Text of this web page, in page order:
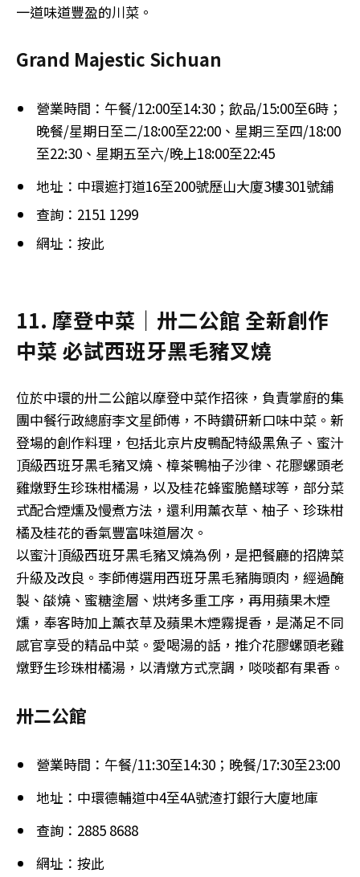
一道味道豐盈的川菜。
Grand Majestic Sichuan
營業時間：午餐/12:00至14:30；飲品/15:00至6時；
晚餐/星期日至二/18:00至22:00、星期三至四/18:00
至22:30、星期五至六/晚上18:00至22:45
地址：中環遮打道16至200號歷山大廈3樓301號舖
查詢：2151 1299
網址：按此
11. 摩登中菜｜卅二公館 全新創作
中菜 必試西班牙黑毛豬叉燒
位於中環的卅二公館以摩登中菜作招徠，負責掌廚的集
團中餐行政總廚李文星師傅，不時鑽研新口味中菜。新
登場的創作料理，包括北京片皮鴨配特級黑魚子、蜜汁
頂級西班牙黑毛豬叉燒、樟茶鴨柚子沙律、花膠螺頭老
雞燉野生珍珠柑橘湯，以及桂花蜂蜜脆鱔球等，部分菜
式配合煙燻及慢煮方法，還利用薰衣草、柚子、珍珠柑
橘及桂花的香氣豐富味道層次。
以蜜汁頂級西班牙黑毛豬叉燒為例，是把餐廳的招牌菜
升級及改良。李師傅選用西班牙黑毛豬脢頭肉，經過醃
製、燄燒、蜜糖塗層、烘烤多重工序，再用蘋果木煙
燻，奉客時加上薰衣草及蘋果木煙霧提香，是滿足不同
感官享受的精品中菜。愛喝湯的話，推介花膠螺頭老雞
燉野生珍珠柑橘湯，以清燉方式烹調，啖啖都有果香。
卅二公館
營業時間：午餐/11:30至14:30；晚餐/17:30至23:00
地址：中環德輔道中4至4A號渣打銀行大廈地庫
查詢：2885 8688
網址：按此